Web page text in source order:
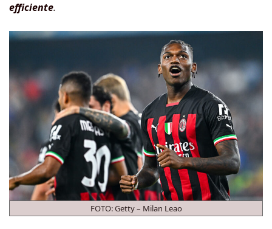
efficiente.
FOTO: Getty – Milan Leao